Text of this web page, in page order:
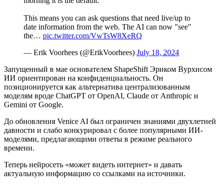
This means you can ask questions that need live/up to
date information from the web. The AI can now "see"
the… pic.twitter.com/VwTsW8XeRQ
— Erik Voorhees (@ErikVoorhees) July 18, 2024
Запущенный в мае основателем ShapeShift Эриком Вурхиcом
ИИ ориентирован на конфиденциальность. Он
позиционируется как альтернатива централизованным
моделям вроде ChatGPT от OpenAI, Claude от Anthropic и
Gemini от Google.
До обновления Venice AI был ограничен знаниями двухлетней
давности и слабо конкурировал с более популярными ИИ-
моделями, предлагающими ответы в режиме реального
времени.
Теперь нейросеть «может видеть интернет» и давать
актуальную информацию со ссылками на источники.